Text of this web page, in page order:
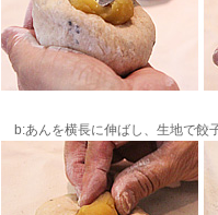
b:あんを横長に伸ばし、生地で餃